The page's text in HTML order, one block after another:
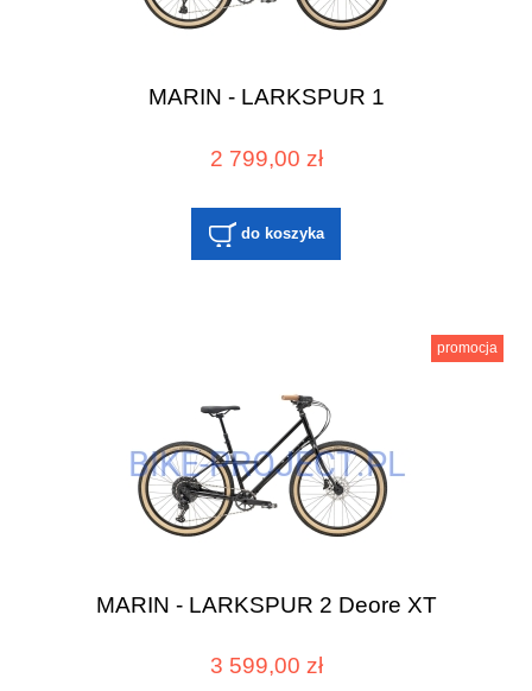
MARIN - LARKSPUR 1
2 799,00 zł
do koszyka
MARIN - LARKSPUR 2 Deore XT
3 599,00 zł
promocja